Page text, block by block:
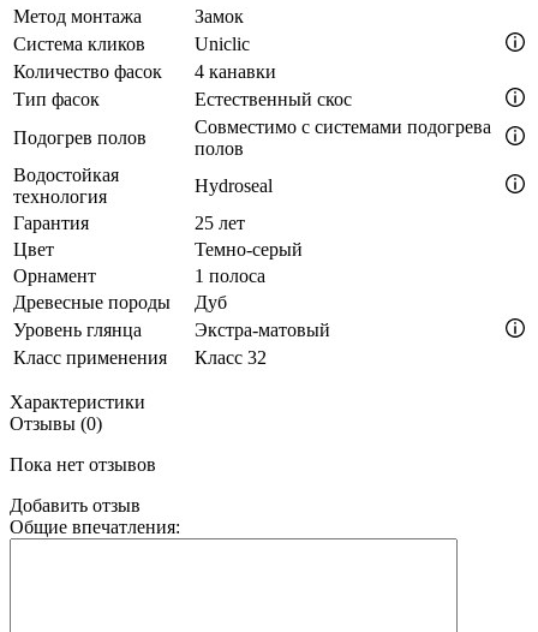
Метод монтажа
Замок
Система кликов
Uniclic
Количество фасок
4 канавки
Тип фасок
Естественный скос
Подогрев полов
Совместимо с системами подогрева
полов
Водостойкая
технология
Hydroseal
Гарантия
25 лет
Цвет
Темно-серый
Орнамент
1 полоса
Древесные породы
Дуб
Уровень глянца
Экстра-матовый
Класс применения
Класс 32
Характеристики
Отзывы (0)
Пока нет отзывов
Добавить отзыв
Общие впечатления: